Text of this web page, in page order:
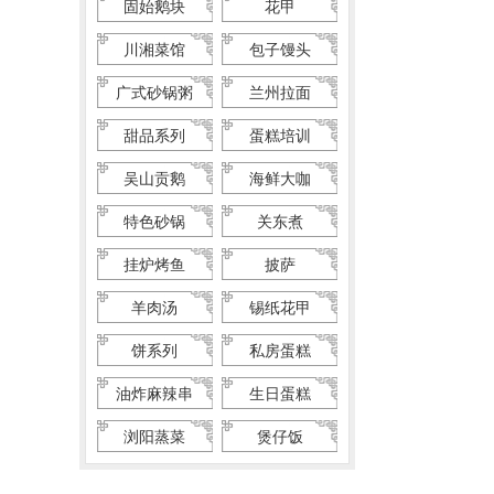
固始鹅块
花甲
川湘菜馆
包子馒头
广式砂锅粥
兰州拉面
甜品系列
蛋糕培训
吴山贡鹅
海鲜大咖
特色砂锅
关东煮
挂炉烤鱼
披萨
羊肉汤
锡纸花甲
饼系列
私房蛋糕
油炸麻辣串
生日蛋糕
浏阳蒸菜
煲仔饭